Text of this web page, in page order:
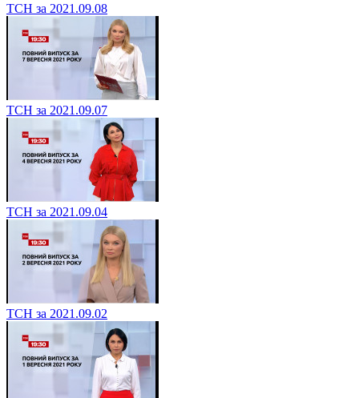
ТСН за 2021.09.08
ТСН за 2021.09.07
ТСН за 2021.09.04
ТСН за 2021.09.02